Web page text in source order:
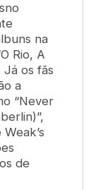
na
Rio, A
Já os fãs
a
“Never
de